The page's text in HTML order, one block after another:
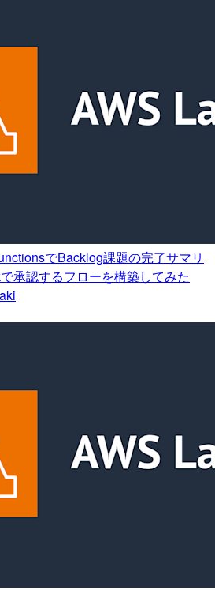
でBacklog課題の完了サマリ
承認するフローを構築してみた